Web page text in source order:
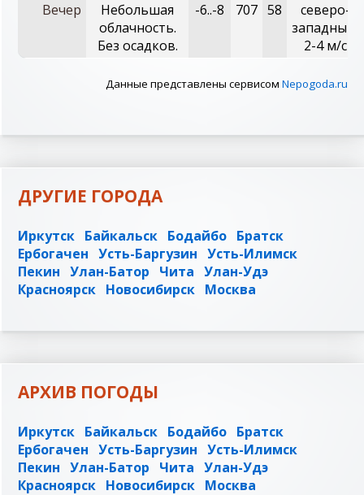
Вечер
Небольшая
облачность.
Без осадков.
-6..-8 707 58
северо-
западный,
2-4 м/с
Данные представлены сервисом Nepogoda.ru
ДРУГИЕ ГОРОДА
Иркутск Байкальск Бодайбо Братск
Ербогачен Усть-Баргузин Усть-Илимск
Пекин Улан-Батор Чита Улан-Удэ
Красноярск Новосибирск Москва
АРХИВ ПОГОДЫ
Иркутск Байкальск Бодайбо Братск
Ербогачен Усть-Баргузин Усть-Илимск
Пекин Улан-Батор Чита Улан-Удэ
Красноярск Новосибирск Москва